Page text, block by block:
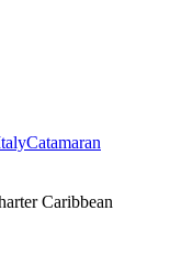
Catamaran
Caribbean